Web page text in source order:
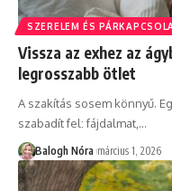
SZERELEM ÉS
Vissza az exhez az
legrosszabb ötlet
A szakítás sosem könnyű.
szabadít fel: fájdalmat,…
Balogh Nóra március 1, 2026